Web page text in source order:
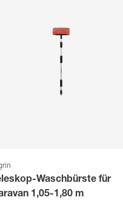
Waschbürste für
1,05-1,80 m